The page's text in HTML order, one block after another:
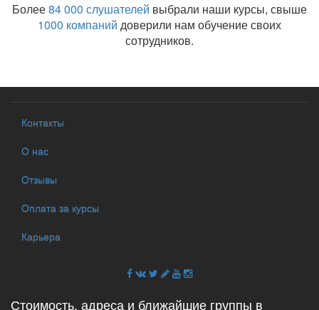
Более84 000 слушателей выбрали наши курсы, свыше
1000 компаний доверили нам обучение своих
сотрудников.
Контакты
О нас
Отзывы
Оплата за курсы
Карьера
Стоимость, адреса и ближайшие группы в